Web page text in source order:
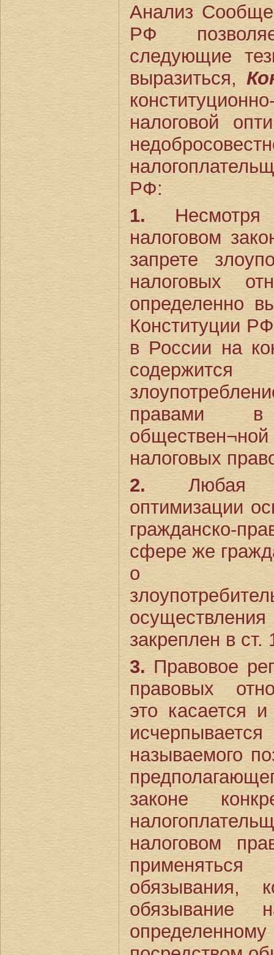
Анализ
РФ
следующие
выразиться,
налоговой
РФ:
1.Несмотря
налоговом
запрете
налоговых
определенно
Конституции
в России на
правами
налоговых
2.Любая
оптимизации
гражданско-
сфере же
о
закреплен в
3.Правовое
правовых
это касается
называемого
законе
налоговом
применяться
обязывания,
обязывание